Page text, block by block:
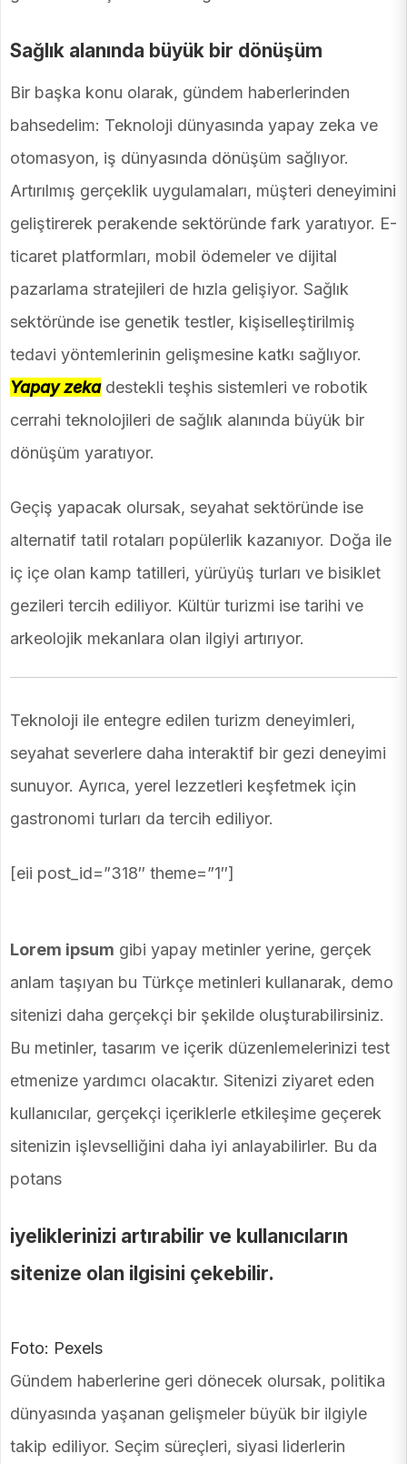
Sağlık alanında büyük bir dönüşüm
Bir başka konu olarak, gündem haberlerinden
bahsedelim: Teknoloji dünyasında yapay zeka ve
otomasyon, iş dünyasında dönüşüm sağlıyor.
Artırılmış gerçeklik uygulamaları, müşteri deneyimini
geliştirerek perakende sektöründe fark yaratıyor. E-
ticaret platformları, mobil ödemeler ve dijital
pazarlama stratejileri de hızla gelişiyor. Sağlık
sektöründe ise genetik testler, kişiselleştirilmiş
tedavi yöntemlerinin gelişmesine katkı sağlıyor.
Yapay zekadestekli teşhis sistemleri ve robotik
cerrahi teknolojileri de sağlık alanında büyük bir
dönüşüm yaratıyor.
Geçiş yapacak olursak, seyahat sektöründe ise
alternatif tatil rotaları popülerlik kazanıyor. Doğa ile
iç içe olan kamp tatilleri, yürüyüş turları ve bisiklet
gezileri tercih ediliyor. Kültür turizmi ise tarihi ve
arkeolojik mekanlara olan ilgiyi artırıyor.
Teknoloji ile entegre edilen turizm deneyimleri,
seyahat severlere daha interaktif bir gezi deneyimi
sunuyor. Ayrıca, yerel lezzetleri keşfetmek için
gastronomi turları da tercih ediliyor.
[eii post_id=”318″ theme=”1″]
Lorem ipsum gibi yapay metinler yerine, gerçek
anlam taşıyan bu Türkçe metinleri kullanarak, demo
sitenizi daha gerçekçi bir şekilde oluşturabilirsiniz.
Bu metinler, tasarım ve içerik düzenlemelerinizi test
etmenize yardımcı olacaktır. Sitenizi ziyaret eden
kullanıcılar, gerçekçi içeriklerle etkileşime geçerek
sitenizin işlevselliğini daha iyi anlayabilirler. Bu da
potans
iyeliklerinizi artırabilir ve kullanıcıların
sitenize olan ilgisini çekebilir.
Foto: Pexels
Gündem haberlerine geri dönecek olursak, politika
dünyasında yaşanan gelişmeler büyük bir ilgiyle
takip ediliyor. Seçim süreçleri, siyasi liderlerin